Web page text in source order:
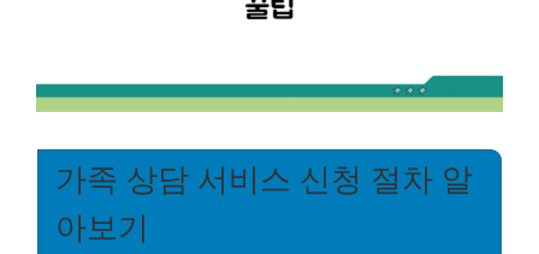
가족 상담 서비스 신청 절차 알
아보기